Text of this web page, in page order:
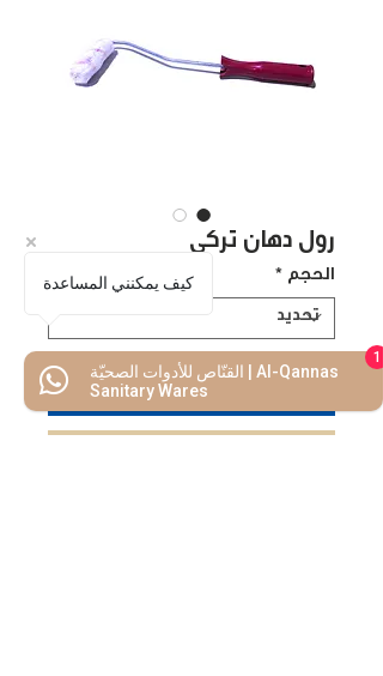
رول دهان تركي
الحجم *
اضف للسلة
كيف يمكنني المساعدة
القنّاص للأدوات الصحيّة | Al-Qannas
Sanitary Wares
1